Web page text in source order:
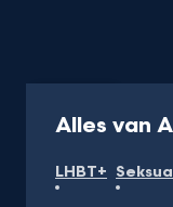
Alles van
LHBT+